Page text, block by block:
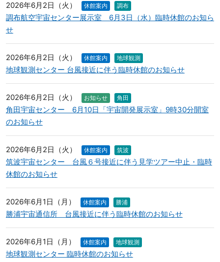
2026年6月2日（火） 休館案内 調布
調布航空宇宙センター展示室 6月3日（水）臨時休館のお知ら
せ
2026年6月2日（火） 休館案内 地球観測
地球観測センター 台風接近に伴う臨時休館のお知らせ
2026年6月2日（火） お知らせ 角田
角田宇宙センター 6月10日「宇宙開発展示室」9時30分開室
のお知らせ
2026年6月2日（火） 休館案内 筑波
筑波宇宙センター 台風６号接近に伴う見学ツアー中止・臨時
休館のお知らせ
2026年6月1日（月） 休館案内 勝浦
勝浦宇宙通信所 台風接近に伴う臨時休館のお知らせ
2026年6月1日（月） 休館案内 地球観測
地球観測センター 臨時休館のお知らせ